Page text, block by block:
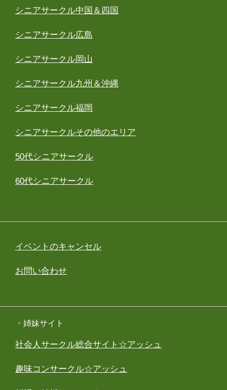
シニアサークル中国＆四国
シニアサークル広島
シニアサークル岡山
シニアサークル九州＆沖縄
シニアサークル福岡
シニアサークルその他のエリア
50代シニアサークル
60代シニアサークル
イベントのキャンセル
お問い合わせ
・姉妹サイト
社会人サークル総合サイト☆アッシュ
趣味コンサークル☆アッシュ